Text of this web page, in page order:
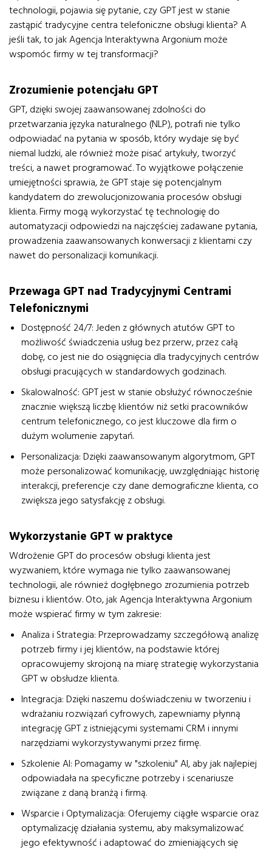
technologii, pojawia się pytanie, czy GPT jest w stanie
zastąpić tradycyjne centra telefoniczne obsługi klienta? A
jeśli tak, to jak Agencja Interaktywna Argonium może
wspomóc firmy w tej transformacji?
Zrozumienie potencjału GPT
GPT, dzięki swojej zaawansowanej zdolności do
przetwarzania języka naturalnego (NLP), potrafi nie tylko
odpowiadać na pytania w sposób, który wydaje się być
niemal ludzki, ale również może pisać artykuły, tworzyć
treści, a nawet programować. To wyjątkowe połączenie
umiejętności sprawia, że GPT staje się potencjalnym
kandydatem do zrewolucjonizowania procesów obsługi
klienta. Firmy mogą wykorzystać tę technologię do
automatyzacji odpowiedzi na najczęściej zadawane pytania,
prowadzenia zaawansowanych konwersacji z klientami czy
nawet do personalizacji komunikacji.
Przewaga GPT nad Tradycyjnymi Centrami
Telefonicznymi
Dostępność 24/7: Jeden z głównych atutów GPT to
możliwość świadczenia usług bez przerw, przez całą
dobę, co jest nie do osiągnięcia dla tradycyjnych centrów
obsługi pracujących w standardowych godzinach.
Skalowalność: GPT jest w stanie obsłużyć równocześnie
znacznie większą liczbę klientów niż setki pracowników
centrum telefonicznego, co jest kluczowe dla firm o
dużym wolumenie zapytań.
Personalizacja: Dzięki zaawansowanym algorytmom, GPT
może personalizować komunikację, uwzględniając historię
interakcji, preferencje czy dane demograficzne klienta, co
zwiększa jego satysfakcję z obsługi.
Wykorzystanie GPT w praktyce
Wdrożenie GPT do procesów obsługi klienta jest
wyzwaniem, które wymaga nie tylko zaawansowanej
technologii, ale również dogłębnego zrozumienia potrzeb
biznesu i klientów. Oto, jak Agencja Interaktywna Argonium
może wspierać firmy w tym zakresie:
Analiza i Strategia: Przeprowadzamy szczegółową analizę
potrzeb firmy i jej klientów, na podstawie której
opracowujemy skrojoną na miarę strategię wykorzystania
GPT w obsłudze klienta.
Integracja: Dzięki naszemu doświadczeniu w tworzeniu i
wdrażaniu rozwiązań cyfrowych, zapewniamy płynną
integrację GPT z istniejącymi systemami CRM i innymi
narzędziami wykorzystywanymi przez firmę.
Szkolenie AI: Pomagamy w "szkoleniu" AI, aby jak najlepiej
odpowiadała na specyficzne potrzeby i scenariusze
związane z daną branżą i firmą.
Wsparcie i Optymalizacja: Oferujemy ciągłe wsparcie oraz
optymalizację działania systemu, aby maksymalizować
jego efektywność i adaptować do zmieniających się